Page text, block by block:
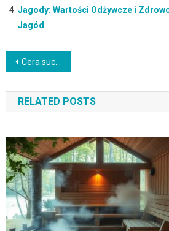
Jagody: Wartości Odżywcze i
Jagód
Nawigacja
wpisu
Cera sucha trądzikowa – jak skutecznie ją pielęgnować?
RELATED POSTS